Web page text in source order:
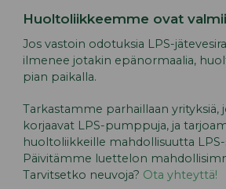
Huoltoliikkeemme ovat
Jos vastoin odotuksia LPS-
ilmenee jotakin epänormaalia,
pian paikalla.
Tarkastamme parhaillaan yrityksiä,
korjaavat LPS-pumppuja, ja
huoltoliikkeille mahdollisuutta
Päivitämme luettelon
Tarvitsetko neuvoja? Ota yhteyttä!